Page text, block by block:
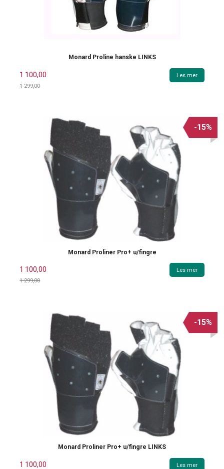
Monard Proline hanske LINKS
1 100,00
1 299,00
Les mer
Monard Proliner Pro+ u/fingre
1 100,00
1 299,00
-15%
Les mer
Monard Proliner Pro+ u/fingre LINKS
1 100,00
-15%
Les mer